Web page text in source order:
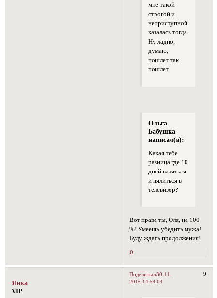
мне такой
строгой и
неприступной
казалась тогда.
Ну ладно,
думаю,
пошлет так
пошлет.
Ольга
Бабушка
написал(а):
Какая тебе
разница где 10
дней валяться
и пялиться в
телевизор?
Вот права ты, Оля, на 100
%! Умеешь убедить мужа!
Буду ждать продолжения!
0
Поделиться 9
30-11-
2016 14:54:04
Янка
VIP